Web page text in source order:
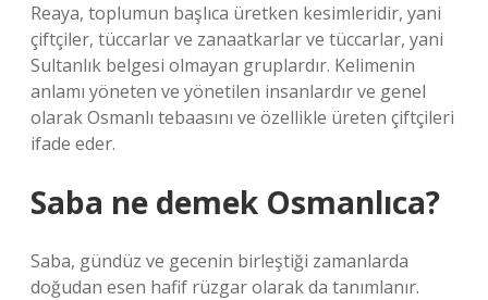
Reaya, toplumun başlıca üretken kesimleridir, yani
çiftçiler, tüccarlar ve zanaatkarlar ve tüccarlar, yani
Sultanlık belgesi olmayan gruplardır. Kelimenin
anlamı yöneten ve yönetilen insanlardır ve genel
olarak Osmanlı tebaasını ve özellikle üreten çiftçileri
ifade eder.
Saba ne demek Osmanlıca?
Saba, gündüz ve gecenin birleştiği zamanlarda
doğudan esen hafif rüzgar olarak da tanımlanır.